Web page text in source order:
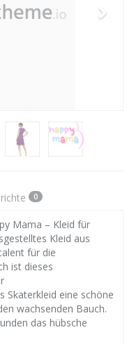
0
Mama – Kleid für
Kleid aus
für die
ist dieses
Skaterkleid eine schöne
wachsenden Bauch.
das hübsche